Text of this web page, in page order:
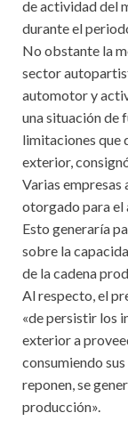
de actividad del
durante el
No obstante la
sector
automotor y
una situación de
limitaciones que
exterior,
Varias empresas
otorgado para el
Esto generaría
sobre la
de la cadena
Al respecto, el
«de persistir los
exterior a
consumiendo
reponen, se
producción».